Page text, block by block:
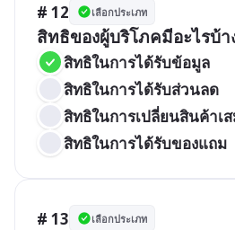
# 12 เลือกประเภท
สิทธิของผู้บริโภคมีอะไรบ้า
สิทธิในการได้รับข้อมูล
สิทธิในการได้รับส่วนลด
สิทธิในการเปลี่ยนสินค้าเ
สิทธิในการได้รับของแถม
# 13 เลือกประเภท